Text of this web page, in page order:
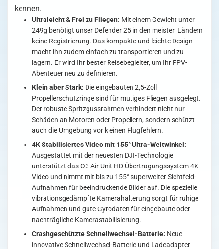
kennen.
Ultraleicht & Frei zu Fliegen: Mit einem Gewicht unter
249g benötigt unser Defender 25 in den meisten Ländern
keine Registrierung. Das kompakte und leichte Design
macht ihn zudem einfach zu transportieren und zu
lagern. Er wird Ihr bester Reisebegleiter, um Ihr FPV-
Abenteuer neu zu definieren.
Klein aber Stark: Die eingebauten 2,5-Zoll
Propellerschutzringe sind für mutiges Fliegen ausgelegt.
Der robuste Spritzgussrahmen verhindert nicht nur
Schäden an Motoren oder Propellern, sondern schützt
auch die Umgebung vor kleinen Flugfehlern.
4K Stabilisiertes Video mit 155° Ultra-Weitwinkel:
Ausgestattet mit der neuesten DJI-Technologie
unterstützt das O3 Air Unit HD Übertragungssystem 4K
Video und nimmt mit bis zu 155° superweiter Sichtfeld-
Aufnahmen für beeindruckende Bilder auf. Die spezielle
vibrationsgedämpfte Kamerahalterung sorgt für ruhige
Aufnahmen und gute Gyrodaten für eingebaute oder
nachträgliche Kamerastabilisierung.
Crashgeschützte Schnellwechsel-Batterie: Neue
innovative Schnellwechsel-Batterie und Ladeadapter